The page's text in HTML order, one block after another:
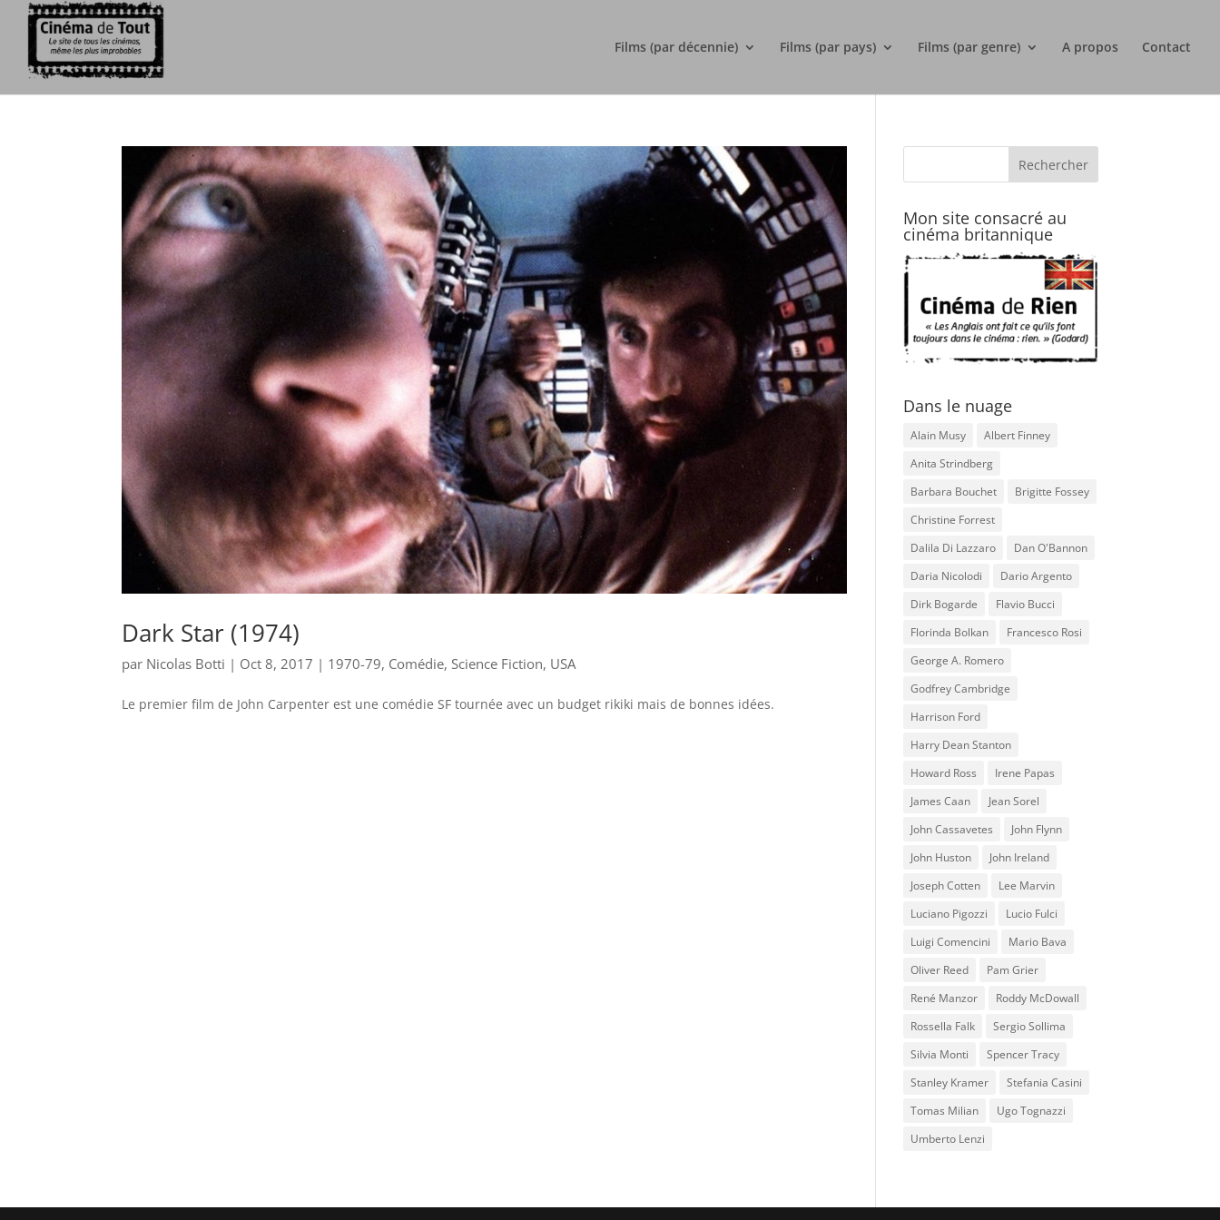
Films (par décennie) Films (par pays) Films (par genre) A propos Contact
Dark Star (1974)
par Nicolas Botti | Oct 8, 2017 | 1970-79, Comédie,Science Fiction, USA
Le premier film de John Carpenter est une comédie SF tournée avec un budget rikiki mais de bonnes idées.
Mon site consacré au
cinéma britannique
Dans le nuage
Alain Musy
Albert Finney
Anita Strindberg
Barbara Bouchet
Brigitte Fossey
Christine Forrest
Dalila Di Lazzaro
Dan O'Bannon
Daria Nicolodi
Dario Argento
Dirk Bogarde
Flavio Bucci
Florinda Bolkan
Francesco Rosi
George A. Romero
Godfrey Cambridge
Harrison Ford
Harry Dean Stanton
Howard Ross
Irene Papas
James Caan
Jean Sorel
John Cassavetes
John Flynn
John Huston
John Ireland
Joseph Cotten
Lee Marvin
Luciano Pigozzi
Lucio Fulci
Luigi Comencini
Mario Bava
Oliver Reed
Pam Grier
René Manzor
Roddy McDowall
Rossella Falk
Sergio Sollima
Silvia Monti
Spencer Tracy
Stanley Kramer
Stefania Casini
Tomas Milian
Ugo Tognazzi
Umberto Lenzi